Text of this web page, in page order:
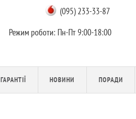
(095) 233-33-87
Режим роботи: Пн-Пт 9:00-18:00
ГАРАНТІЇ НОВИНИ ПОРАДИ